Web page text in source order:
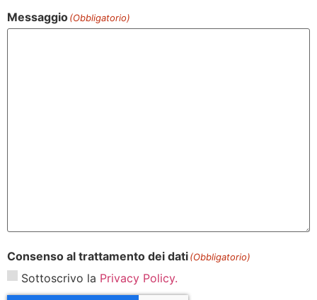
Messaggio(Obbligatorio)
Consenso al trattamento dei dati(Obbligatorio)
Sottoscrivo la Privacy Policy.